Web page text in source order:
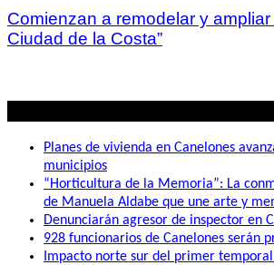
Comienzan a remodelar y ampliar
Ciudad de la Costa”
Planes de vivienda en Canelones
municipios
“Horticultura de la Memoria”: La
de Manuela Aldabe que une arte y
Denunciarán agresor de inspector en
928 funcionarios de Canelones serán
Impacto norte sur del primer